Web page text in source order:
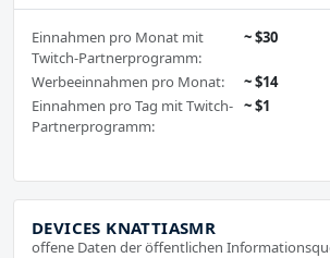
Einnahmen pro Monat mit
Twitch-Partnerprogramm:
~ $30
Werbeeinnahmen pro Monat:
~ $14
Einnahmen pro Tag mit Twitch-
Partnerprogramm:
~ $1
DEVICES KNATTIASMR
offene Daten der öffentlichen